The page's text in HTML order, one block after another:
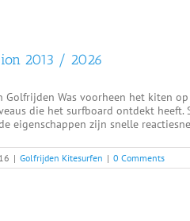
2013 / 2026
Golfrijden Was voorheen het kiten
die het surfboard ontdekt
eigenschappen zijn snelle
| Golfrijden Kitesurfen | 0 Comments